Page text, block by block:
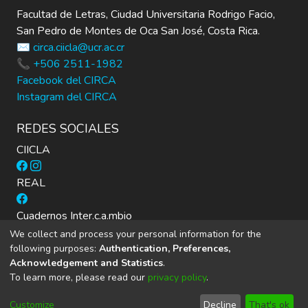
Facultad de Letras, Ciudad Universitaria Rodrigo Facio,
San Pedro de Montes de Oca San José, Costa Rica.
✉️ circa.ciicla@ucr.ac.cr
📞 +506 2511-1982
Facebook del CIRCA
Instagram del CIRCA
REDES SOCIALES
CIICLA
REAL
Cuadernos Inter.c.a.mbio
DSpace softwarecopyright © 2002-2026
Cookie End User Send
We collect and process your personal information for the
following purposes: Authentication, Preferences,
Acknowledgement and Statistics.
To learn more, please read our privacy policy.
Customize Decline That's ok